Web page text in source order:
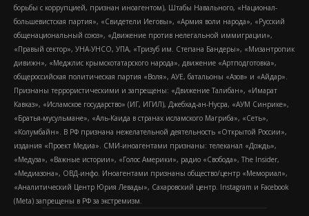
борьбы с коррупцией, признан иноагентом), Штабы Навального, «Национал-
большевистская партия», «Свидетели Иеговы», «Армия воли народа», «Русский
общенациональный союз», «Движение против нелегальной иммиграции»,
«Правый сектор», УНА-УНСО, УПА, «Тризуб им. Степана Бандеры», «Мизантропик
дивижн», «Меджлис крымскотатарского народа», движение «Артподготовка»,
общероссийская политическая партия «Воля», АУЕ, батальоны «Азов» и «Айдар».
Признаны террористическими и запрещены: «Движение Талибан», «Имарат
Кавказ», «Исламское государство» (ИГ, ИГИЛ), Джебхад-ан-Нусра, «АУМ Синрике»,
«Братья-мусульмане», «Аль-Каида в странах исламского Магриба», «Сеть»,
«Колумбайн». В РФ признана нежелательной деятельность «Открытой России»,
издания «Проект Медиа». СМИ-иноагентами признаны: телеканал «Дождь»,
«Медуза», «Важные истории», «Голос Америки», радио «Свобода», The Insider,
«Медиазона», ОВД-инфо. Иноагентами признаны общество/центр «Мемориал»,
«Аналитический Центр Юрия Левады», Сахаровский центр. Instagram и Facebook
(Metа) запрещены в РФ за экстремизм.